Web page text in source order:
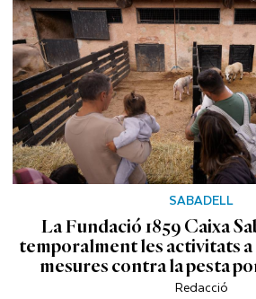
SABADELL
La Fundació 1859 Caixa
temporalment les activitats a
mesures contra la pesta
Redacció